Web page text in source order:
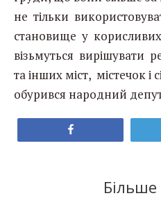
не тільки
становище у
візьмуться вирішувати
та інших міст, містечок і
обурився народний